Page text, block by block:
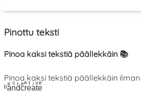
Pinottu teksti
Pinoa kaksi tekstiä päällekkäin 📚
Pinoa kaksi tekstiä päällekkäin
ᵇaͤnͨdͬcͤrͣeͭaͥtͮeͤ